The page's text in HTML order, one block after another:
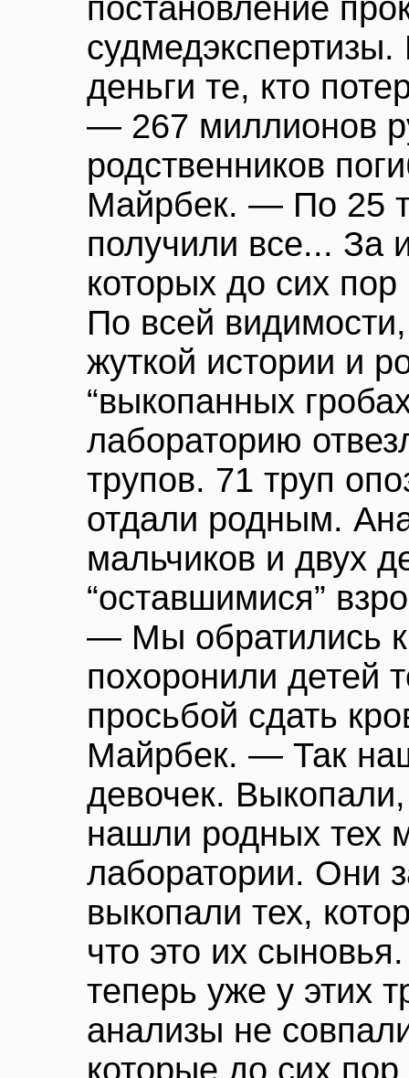
постановление
деньги те, кто
— 267 миллионов
родственников
Майрбек. — По 25
получили все... За
которых до сих
По всей
жуткой истории и
“выкопанных
лабораторию
трупов. 71 труп
отдали родным.
мальчиков и двух
“оставшимися”
— Мы обратились
похоронили детей
просьбой сдать
Майрбек. — Так
девочек.
нашли родных тех
лаборатории. Они
выкопали тех,
что это их
теперь уже у этих
анализы не
которые до сих